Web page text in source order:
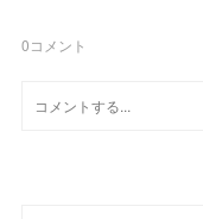
0コメント